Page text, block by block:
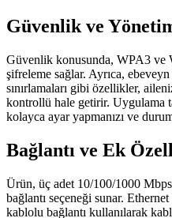
Güvenlik ve
Güvenlik konusunda, WPA3
şifreleme sağlar. Ayrıca,
sınırlamaları gibi özellikler,
kontrollü hale getirir. Uygulama
kolayca ayar yapmanızı ve
Bağlantı ve Ek
Ürün, üç adet 10/100/1000
bağlantı seçeneği sunar.
kablolu bağlantı kullanılarak